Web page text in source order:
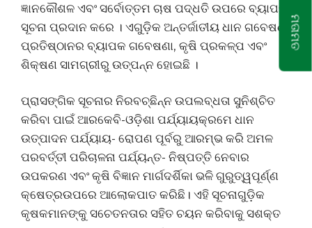
ଜ୍ଞାନକୌଶଳ ଏବଂ ସର୍ବୋତ୍ତମ ଚାଷ ପଦ୍ଧତି ଉପରେ ବ୍ୟାପକ
ସୂଚନା ପ୍ରଦାନ କରେ । ଏଗୁଡ଼ିକ ଅନ୍ତର୍ଜାତୀୟ ଧାନ ଗବେଷଣା
ପ୍ରତିଷ୍ଠାନର ବ୍ୟାପକ ଗବେଷଣା, କୃଷି ପ୍ରକଳ୍ପ ଏବଂ
ଶିକ୍ଷଣ ସାମଗ୍ରୀରୁ ଉତ୍ପନ୍ନ ହୋଇଛି ।
ପ୍ରାସଙ୍ଗିକ ସୂଚନାର ନିରବଚ୍ଛିନ୍ନ ଉପଲବ୍ଧତା ସୁନିଶ୍ଚିତ
କରିବା ପାଇଁ ଆରକେବି-ଓଡ଼ିଶା ପର୍ଯ୍ୟାୟକ୍ରମେ ଧାନ
ଉତ୍ପାଦନ ପର୍ଯ୍ୟାୟ- ରୋପଣ ପୂର୍ବରୁ ଆରମ୍ଭ କରି ଅମଳ
ପରବର୍ତ୍ତୀ ପରିଚାଳନା ପର୍ଯ୍ୟନ୍ତ- ନିଷ୍ପତ୍ତି ନେବାର
ଉପକରଣ ଏବଂ କୃଷି ବିଜ୍ଞାନ ମାର୍ଗଦର୍ଶିକା ଭଳି ଗୁରୁତ୍ୱପୂର୍ଣ୍ଣ
କ୍ଷେତ୍ରଉପରେ ଆଲୋକପାତ କରିଛି। ଏହି ସୂଚନାଗୁଡ଼ିକ
କୃଷକମାନଙ୍କୁ ସଚେତନତାର ସହିତ ଚୟନ କରିବାକୁ ସଶକ୍ତ
ମତାମତ